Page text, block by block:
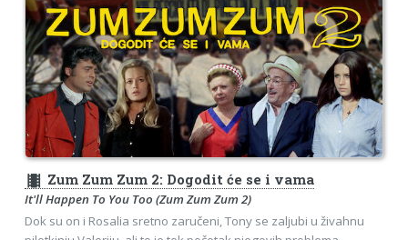
theaters Zum Zum Zum 2: Dogodit će se i vama
It'll Happen To You Too (Zum Zum Zum 2)
Dok su on i Rosalia sretno zaručeni, Tony se zaljubi u živahnu